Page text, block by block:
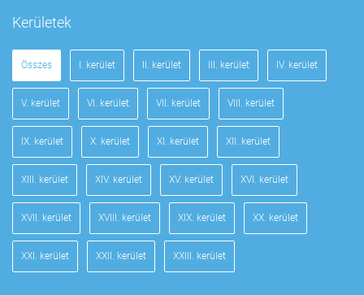
Kerületek
Összes I. kerület II. kerület III. kerület IV. kerület
V. kerület VI. kerület VII. kerület VIII. kerület
IX. kerület X. kerület XI. kerület XII. kerület
XIII. kerület XIV. kerület XV. kerület XVI. kerület
XVII. kerület XVIII. kerület XIX. kerület XX. kerület
XXI. kerület XXII. kerület XXIII. kerület